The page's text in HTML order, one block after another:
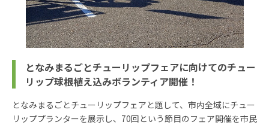
となみまるごとチューリップフェアに向けてのチュー
リップ球根植え込みボランティア開催！
となみまるごとチューリップフェアと題して、市内全域にチュー
リッププランターを展示し、70回という節目のフェア開催を市民